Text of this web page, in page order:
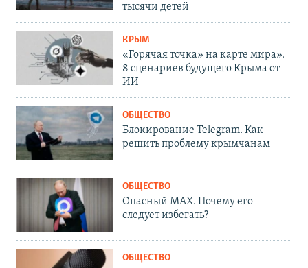
тысячи детей
КРЫМ
«Горячая точка» на карте мира».
8 сценариев будущего Крыма от
ИИ
ОБЩЕСТВО
Блокирование Telegram. Как
решить проблему крымчанам
ОБЩЕСТВО
Опасный MAX. Почему его
следует избегать?
ОБЩЕСТВО